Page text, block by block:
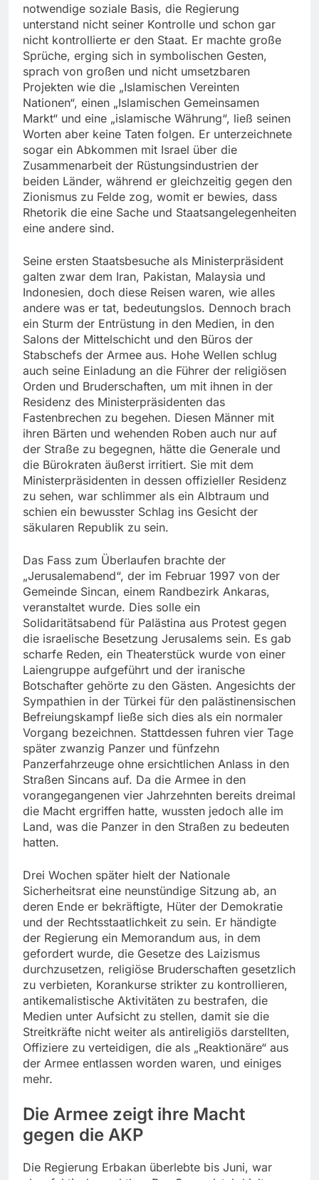
notwendige soziale Basis, die Regierung
unterstand nicht seiner Kontrolle und schon gar
nicht kontrollierte er den Staat. Er machte große
Sprüche, erging sich in symbolischen Gesten,
sprach von großen und nicht umsetzbaren
Projekten wie die „Islamischen Vereinten
Nationen“, einen „Islamischen Gemeinsamen
Markt“ und eine „islamische Währung“, ließ seinen
Worten aber keine Taten folgen. Er unterzeichnete
sogar ein Abkommen mit Israel über die
Zusammenarbeit der Rüstungsindustrien der
beiden Länder, während er gleichzeitig gegen den
Zionismus zu Felde zog, womit er bewies, dass
Rhetorik die eine Sache und Staatsangelegenheiten
eine andere sind.
Seine ersten Staatsbesuche als Ministerpräsident
galten zwar dem Iran, Pakistan, Malaysia und
Indonesien, doch diese Reisen waren, wie alles
andere was er tat, bedeutungslos. Dennoch brach
ein Sturm der Entrüstung in den Medien, in den
Salons der Mittelschicht und den Büros der
Stabschefs der Armee aus. Hohe Wellen schlug
auch seine Einladung an die Führer der religiösen
Orden und Bruderschaften, um mit ihnen in der
Residenz des Ministerpräsidenten das
Fastenbrechen zu begehen. Diesen Männer mit
ihren Bärten und wehenden Roben auch nur auf
der Straße zu begegnen, hätte die Generale und
die Bürokraten äußerst irritiert. Sie mit dem
Ministerpräsidenten in dessen offizieller Residenz
zu sehen, war schlimmer als ein Albtraum und
schien ein bewusster Schlag ins Gesicht der
säkularen Republik zu sein.
Das Fass zum Überlaufen brachte der
„Jerusalemabend“, der im Februar 1997 von der
Gemeinde Sincan, einem Randbezirk Ankaras,
veranstaltet wurde. Dies solle ein
Solidaritätsabend für Palästina aus Protest gegen
die israelische Besetzung Jerusalems sein. Es gab
scharfe Reden, ein Theaterstück wurde von einer
Laiengruppe aufgeführt und der iranische
Botschafter gehörte zu den Gästen. Angesichts der
Sympathien in der Türkei für den palästinensischen
Befreiungskampf ließe sich dies als ein normaler
Vorgang bezeichnen. Stattdessen fuhren vier Tage
später zwanzig Panzer und fünfzehn
Panzerfahrzeuge ohne ersichtlichen Anlass in den
Straßen Sincans auf. Da die Armee in den
vorangegangenen vier Jahrzehnten bereits dreimal
die Macht ergriffen hatte, wussten jedoch alle im
Land, was die Panzer in den Straßen zu bedeuten
hatten.
Drei Wochen später hielt der Nationale
Sicherheitsrat eine neunstündige Sitzung ab, an
deren Ende er bekräftigte, Hüter der Demokratie
und der Rechtsstaatlichkeit zu sein. Er händigte
der Regierung ein Memorandum aus, in dem
gefordert wurde, die Gesetze des Laizismus
durchzusetzen, religiöse Bruderschaften gesetzlich
zu verbieten, Korankurse strikter zu kontrollieren,
antikemalistische Aktivitäten zu bestrafen, die
Medien unter Aufsicht zu stellen, damit sie die
Streitkräfte nicht weiter als antireligiös darstellten,
Offiziere zu verteidigen, die als „Reaktionäre“ aus
der Armee entlassen worden waren, und einiges
mehr.
Die Armee zeigt ihre Macht
gegen die AKP
Die Regierung Erbakan überlebte bis Juni, war